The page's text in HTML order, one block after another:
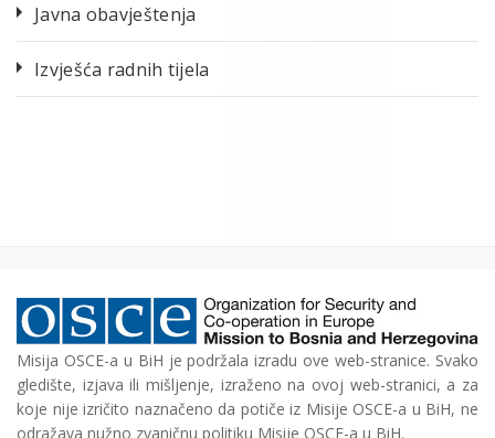
Javna obavještenja
Izvješća radnih tijela
Misija OSCE-a u BiH je podržala izradu ove web-stranice. Svako
gledište, izjava ili mišljenje, izraženo na ovoj web-stranici, a za
koje nije izričito naznačeno da potiče iz Misije OSCE-a u BiH, ne
odražava nužno zvaničnu politiku Misije OSCE-a u BiH.